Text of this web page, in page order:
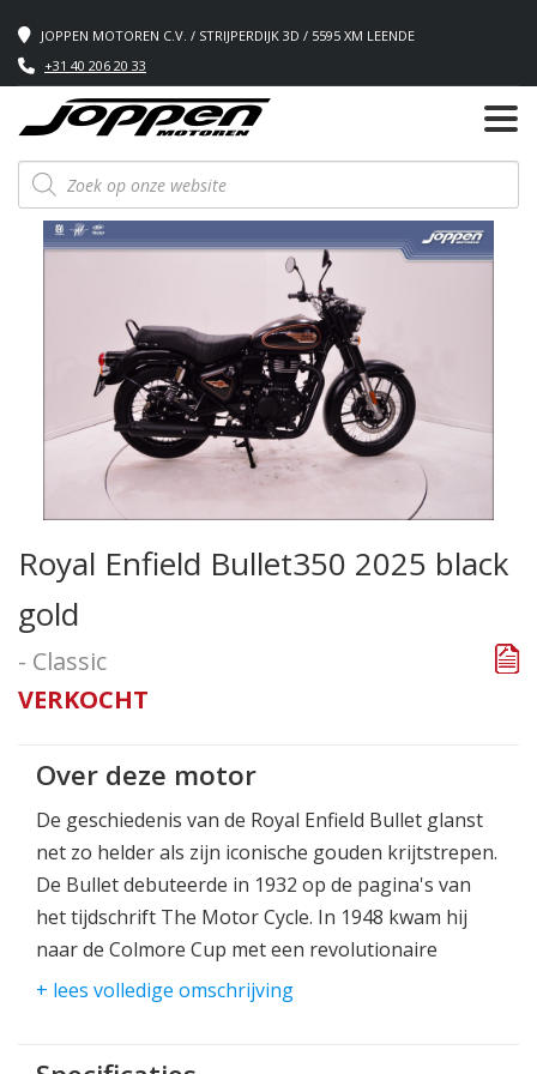
JOPPEN MOTOREN C.V. / STRIJPERDIJK 3D / 5595 XM LEENDE
+31 40 206 20 33
Producten
zoeken
Royal Enfield Bullet350 2025 black
gold
- Classic
VERKOCHT
Over deze motor
De geschiedenis van de Royal Enfield Bullet glanst
net zo helder als zijn iconische gouden krijtstrepen.
De Bullet debuteerde in 1932 op de pagina's van
het tijdschrift The Motor Cycle. In 1948 kwam hij
naar de Colmore Cup met een revolutionaire
uitvinding die motorrijden voor altijd veranderde:
allereerste Schotse Six Days Trial mee, met de
+ lees volledige omschrijving